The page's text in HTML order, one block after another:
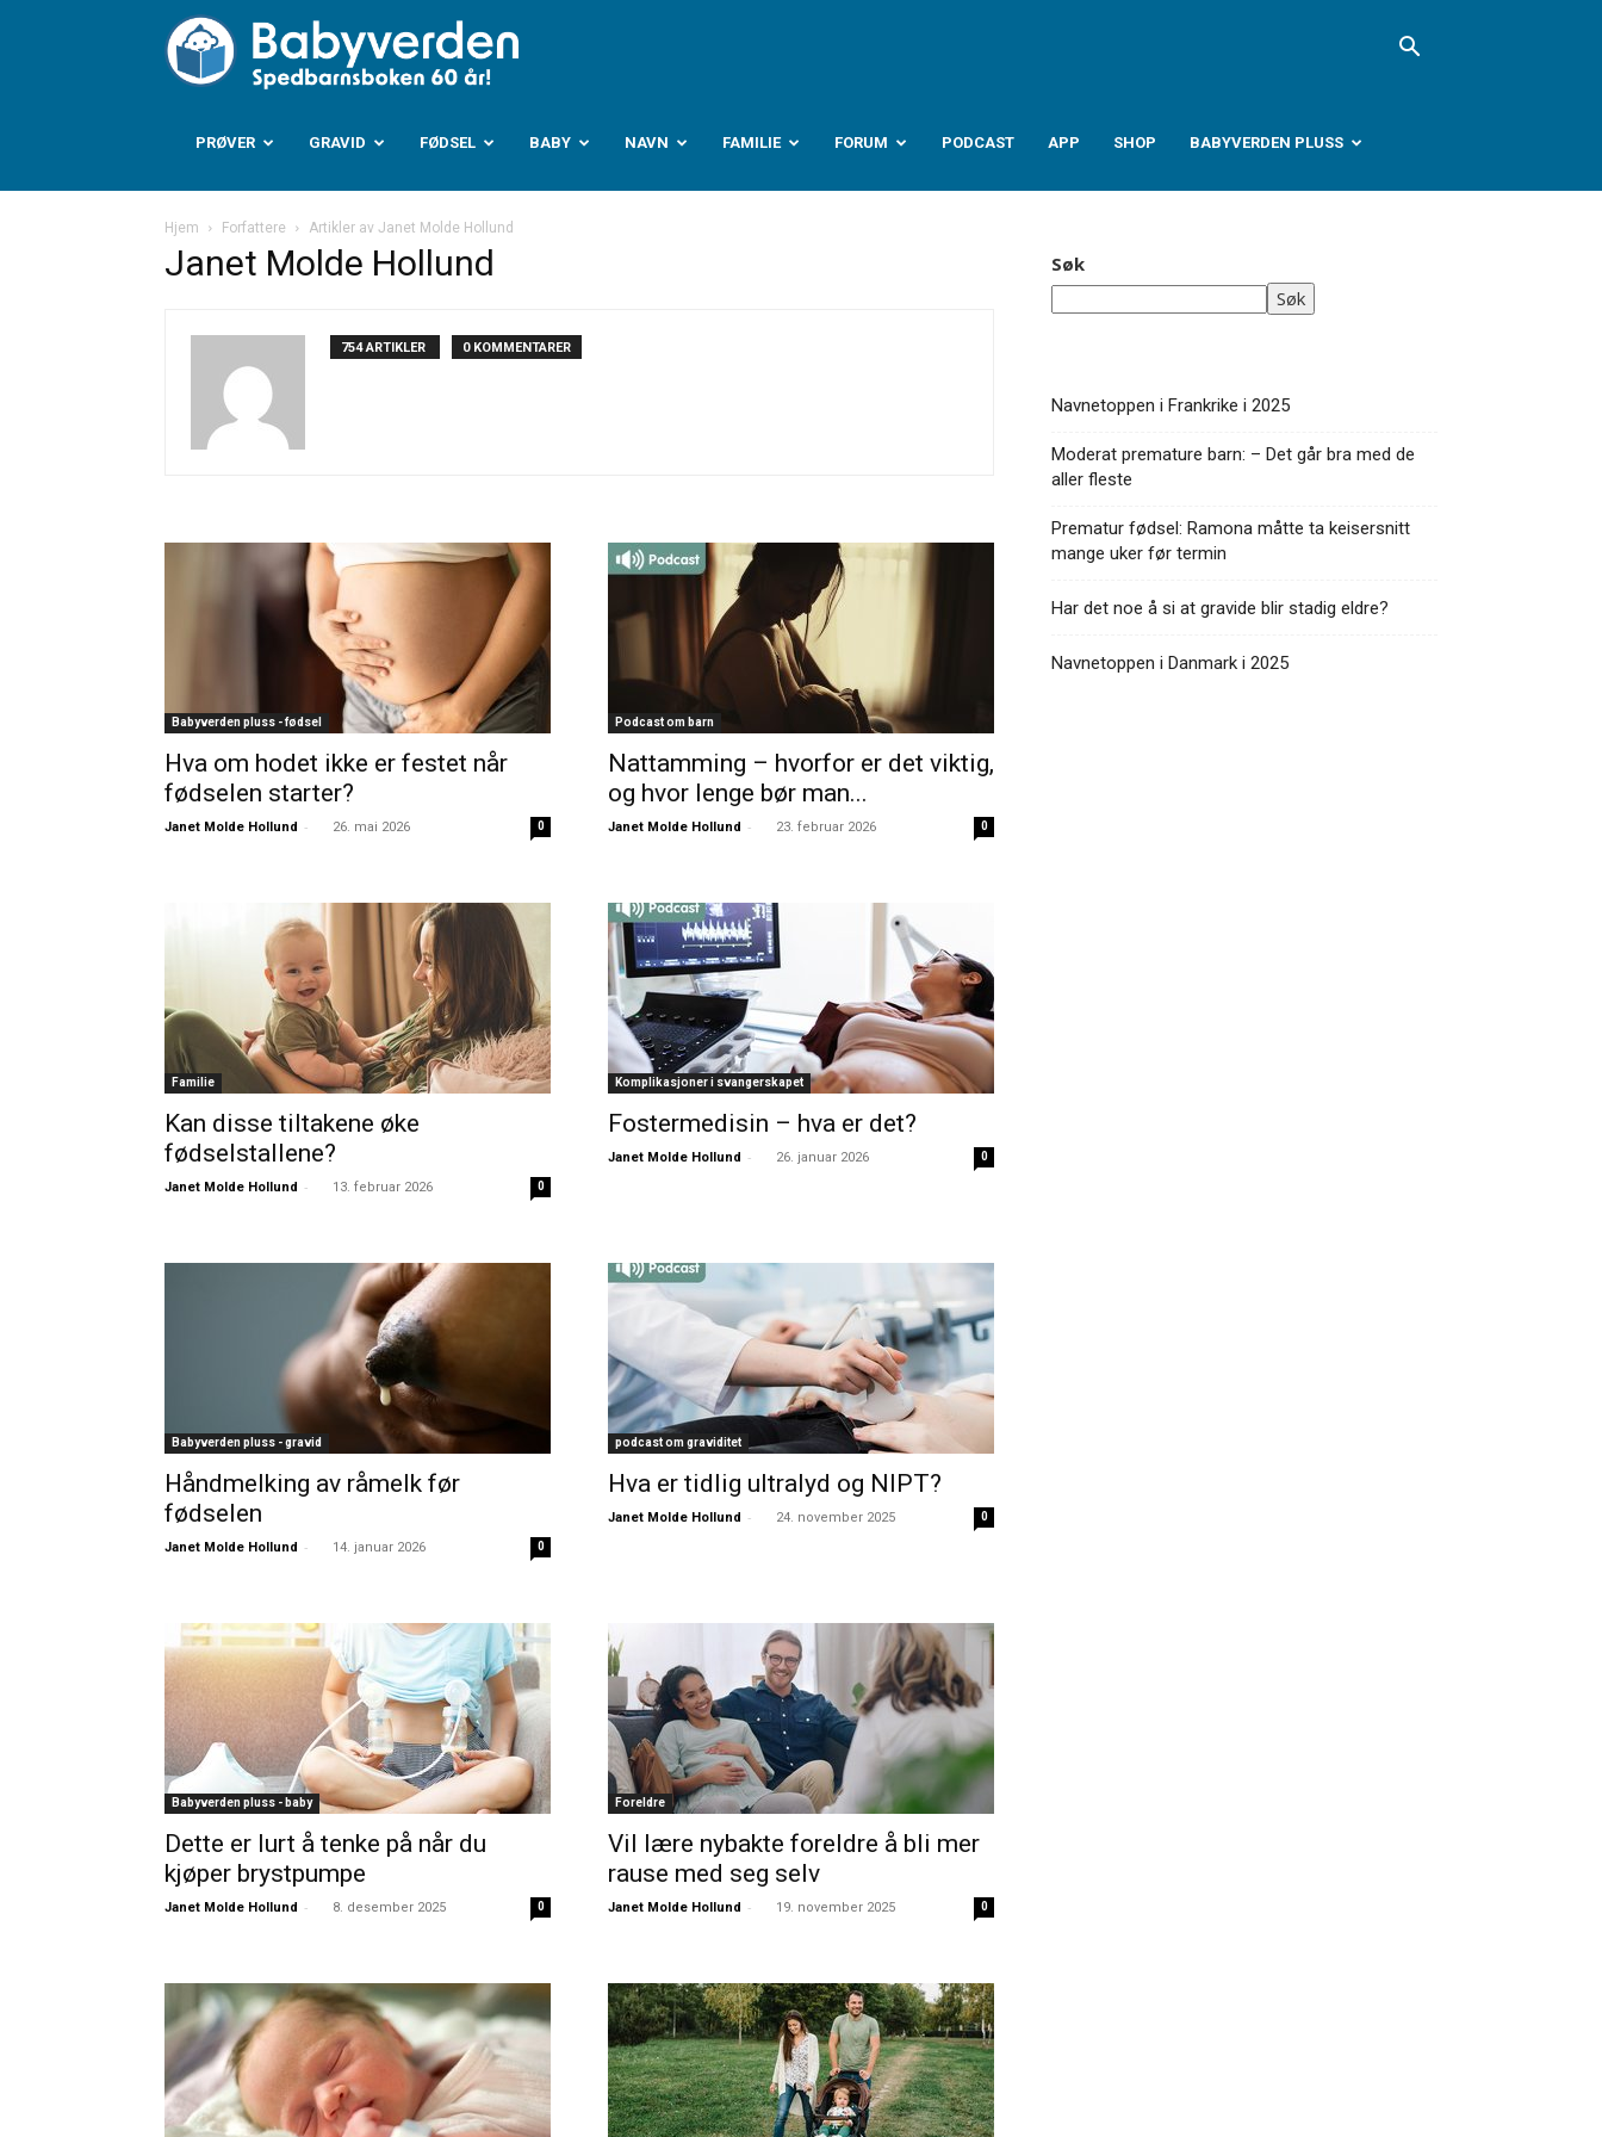
Babyverden.no
PRØVER GRAVID FØDSEL BABY NAVN FAMILIE FORUM PODCAST APP SHOP BABYVERDEN PLUSS
Hjem Forfattere Artikler av Janet Molde Hollund
Janet Molde Hollund
754 ARTIKLER 0 KOMMENTARER
Babyverden pluss - fødsel
Hva om hodet ikke er festet når
fødselen starter?
Janet Molde Hollund - 26. mai 2026 0
Podcast om barn
Nattamming – hvorfor er det viktig,
og hvor lenge bør man...
Janet Molde Hollund - 23. februar 2026 0
Familie
Kan disse tiltakene øke
fødselstallene?
Janet Molde Hollund - 13. februar 2026 0
Komplikasjoner i svangerskapet
Fostermedisin – hva er det?
Janet Molde Hollund - 26. januar 2026 0
Babyverden pluss - gravid
Håndmelking av råmelk før
fødselen
Janet Molde Hollund - 14. januar 2026 0
podcast om graviditet
Hva er tidlig ultralyd og NIPT?
Janet Molde Hollund - 24. november 2025 0
Babyverden pluss - baby
Dette er lurt å tenke på når du
kjøper brystpumpe
Janet Molde Hollund - 8. desember 2025 0
Foreldre
Vil lære nybakte foreldre å bli mer
rause med seg selv
Janet Molde Hollund - 19. november 2025 0
Søk
Søk
Navnetoppen i Frankrike i 2025
Moderat premature barn: – Det går bra med de
aller fleste
Prematur fødsel: Ramona måtte ta keisersnitt
mange uker før termin
Har det noe å si at gravide blir stadig eldre?
Navnetoppen i Danmark i 2025